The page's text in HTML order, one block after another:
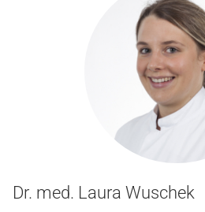
Dr. med. Laura Wuschek